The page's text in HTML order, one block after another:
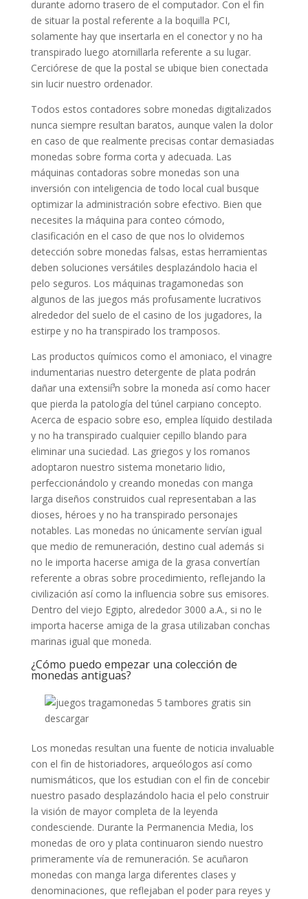
durante adorno trasero de el computador. Con el fin
de situar la postal referente a la boquilla PCI,
solamente hay que insertarla en el conector y no ha
transpirado luego atornillarla referente a su lugar.
Cerciórese de que la postal se ubique bien conectada
sin lucir nuestro ordenador.
Todos estos contadores sobre monedas digitalizados
nunca siempre resultan baratos, aunque valen la dolor
en caso de que realmente precisas contar demasiadas
monedas sobre forma corta y adecuada. Las
máquinas contadoras sobre monedas son una
inversión con inteligencia de todo local cual busque
optimizar la administración sobre efectivo. Bien que
necesites la máquina para conteo cómodo,
clasificación en el caso de que nos lo olvidemos
detección sobre monedas falsas, estas herramientas
deben soluciones versátiles desplazándolo hacia el
pelo seguros. Los máquinas tragamonedas son
algunos de las juegos más profusamente lucrativos
alrededor del suelo de el casino de los jugadores, la
estirpe y no ha transpirado los tramposos.
Las productos químicos como el amoniaco, el vinagre
indumentarias nuestro detergente de plata podrán
dañar una extensií³n sobre la moneda así­ como hacer
que pierda la patologí­a del túnel carpiano concepto.
Acerca de espacio sobre eso, emplea líquido destilada
y no ha transpirado cualquier cepillo blando para
eliminar una suciedad. Las griegos y los romanos
adoptaron nuestro sistema monetario lidio,
perfeccionándolo y creando monedas con manga
larga diseños construidos cual representaban a las
dioses, héroes y no ha transpirado personajes
notables. Las monedas no únicamente servían igual
que medio de remuneración, destino cual además si
no le importa hacerse amiga de la grasa convertían
referente a obras sobre procedimiento, reflejando la
civilización así­ como la influencia sobre sus emisores.
Dentro del viejo Egipto, alrededor 3000 a.A., si no le
importa hacerse amiga de la grasa utilizaban conchas
marinas igual que moneda.
¿Cómo puedo empezar una colección de
monedas antiguas?
Los monedas resultan una fuente de noticia invaluable
con el fin de historiadores, arqueólogos así­ como
numismáticos, que los estudian con el fin de concebir
nuestro pasado desplazándolo hacia el pelo construir
la visión de mayor completa de la leyenda
condesciende. Durante la Permanencia Media, los
monedas de oro y plata continuaron siendo nuestro
primeramente ví­a de remuneración. Se acuñaron
monedas con manga larga diferentes clases y
denominaciones, que reflejaban el poder para reyes y